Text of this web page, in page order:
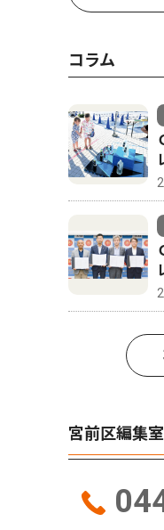
コラム
宮前区編集室